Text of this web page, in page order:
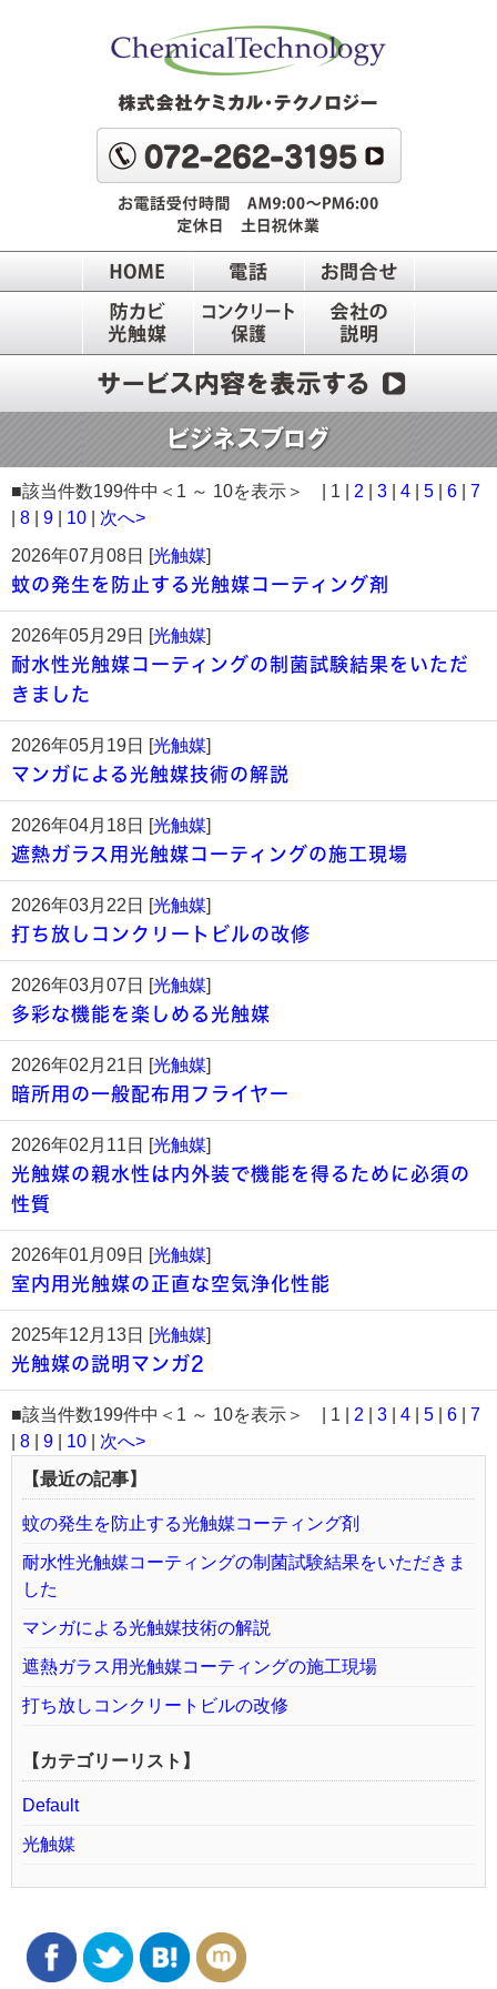
■該当件数199件中＜1 ～ 10を表示＞ | 1 | 2 3 4 5 6
7
8 9 10
次へ>
2026年07月08日 [光触媒]
蚊の発生を防止する光触媒コーティング剤
2026年05月29日 [光触媒]
耐水性光触媒コーティングの制菌試験結果をいただ
きました
2026年05月19日 [光触媒]
マンガによる光触媒技術の解説
2026年04月18日 [光触媒]
遮熱ガラス用光触媒コーティングの施工現場
2026年03月22日 [光触媒]
打ち放しコンクリートビルの改修
2026年03月07日 [光触媒]
多彩な機能を楽しめる光触媒
2026年02月21日 [光触媒]
暗所用の一般配布用フライヤー
2026年02月11日 [光触媒]
光触媒の親水性は内外装で機能を得るために必須の
性質
2026年01月09日 [光触媒]
室内用光触媒の正直な空気浄化性能
2025年12月13日 [光触媒]
光触媒の説明マンガ2
■該当件数199件中＜1 ～ 10を表示＞ | 1 | 2 3 4 5 6
7
8 9 10
次へ>
【最近の記事】
蚊の発生を防止する光触媒コーティング剤
耐水性光触媒コーティングの制菌試験結果をいただきま
した
マンガによる光触媒技術の解説
遮熱ガラス用光触媒コーティングの施工現場
打ち放しコンクリートビルの改修
【カテゴリーリスト】
Default
光触媒